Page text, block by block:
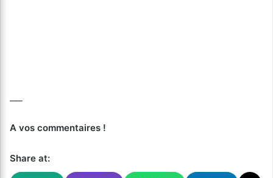
A vos commentaires !
Share at: